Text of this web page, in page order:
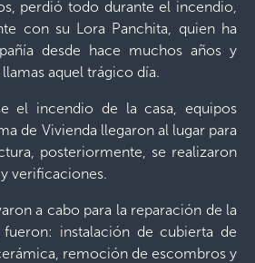
perdió todo durante el incendio,
con su Lora Panchita, quien ha
desde hace muchos años y
aquel trágico día.
el incendio de la casa, equipos
de Vivienda llegaron al lugar para
posteriormente, se realizaron
verificaciones.
a cabo para la reparación de la
instalación de cubierta de
remoción de escombros y